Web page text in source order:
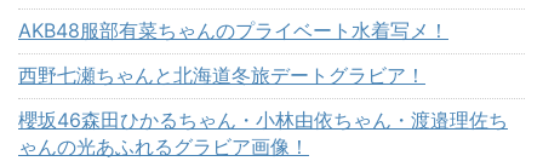
AKB48服部有菜ちゃんのプライベート水着写メ！
西野七瀬ちゃんと北海道冬旅デートグラビア！
櫻坂46森田ひかるちゃん・小林由依ちゃん・渡邉理佐ち
ゃんの光あふれるグラビア画像！